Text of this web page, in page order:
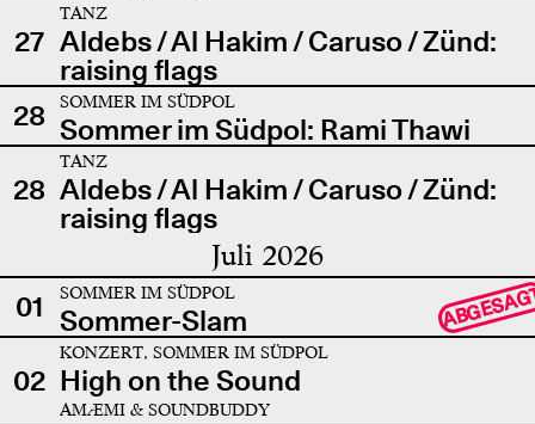
27
TANZ
Aldebs / Al Hakim / Caruso / Zünd:
raising flags
28
SOMMER IM SÜDPOL
Sommer im Südpol: Rami Thawi
28
TANZ
Aldebs / Al Hakim / Caruso / Zünd:
raising flags
Juli 2026
01 SOMMER IM SÜDPOL
Sommer-Slam
02
KONZERT, SOMMER IM SÜDPOL
High on the Sound
AMÆMI & SOUNDBUDDY